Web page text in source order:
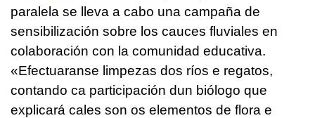
paralela se lleva a cabo una campaña de
sensibilización sobre los cauces fluviales en
colaboración con la comunidad educativa.
«Efectuaranse limpezas dos ríos e regatos,
contando ca participación dun biólogo que
explicará cales son os elementos de flora e